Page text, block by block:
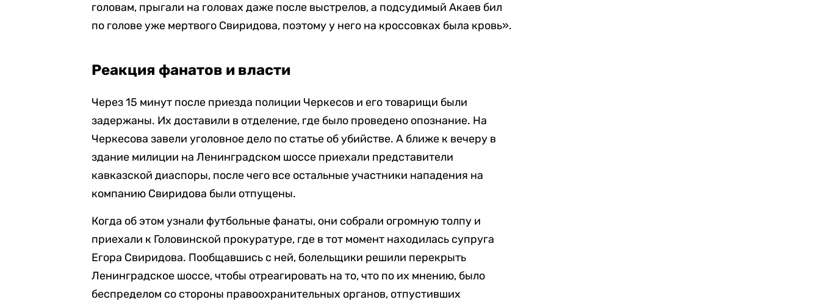
головам, прыгали на головах даже после выстрелов, а подсудимый Акаев бил
по голове уже мертвого Свиридова, поэтому у него на кроссовках была кровь».
Реакция фанатов и власти
Через 15 минут после приезда полиции Черкесов и его товарищи были
задержаны. Их доставили в отделение, где было проведено опознание. На
Черкесова завели уголовное дело по статье об убийстве. А ближе к вечеру в
здание милиции на Ленинградском шоссе приехали представители
кавказской диаспоры, после чего все остальные участники нападения на
компанию Свиридова были отпущены.
Когда об этом узнали футбольные фанаты, они собрали огромную толпу и
приехали к Головинской прокуратуре, где в тот момент находилась супруга
Егора Свиридова. Пообщавшись с ней, болельщики решили перекрыть
Ленинградское шоссе, чтобы отреагировать на то, что по их мнению, было
беспределом со стороны правоохранительных органов, отпустивших